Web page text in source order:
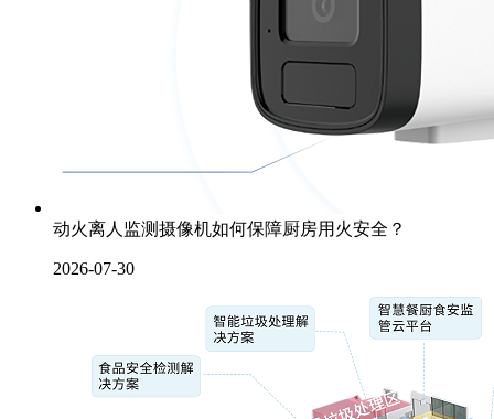
动火离人监测摄像机如何保障厨房用火安全？
2026-07-30